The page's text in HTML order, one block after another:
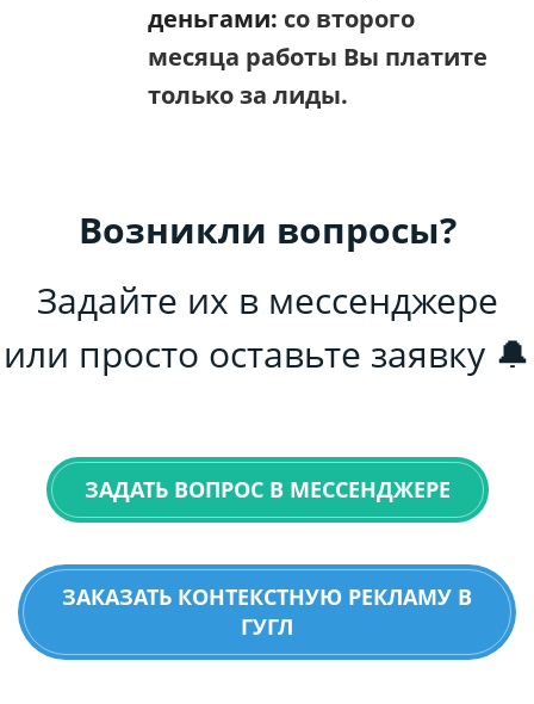
деньгами: со второго
месяца работы Вы платите
только за лиды.
Возникли вопросы?
Задайте их в мессенджере
или просто оставьте заявку 🔔
ЗАДАТЬ ВОПРОС В МЕССЕНДЖЕРЕ
ЗАКАЗАТЬ КОНТЕКСТНУЮ РЕКЛАМУ В
ГУГЛ